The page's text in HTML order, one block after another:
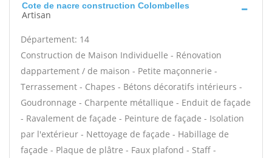
Cote de nacre construction Colombelles
Artisan
Département: 14
Construction de Maison Individuelle - Rénovation
dappartement / de maison - Petite maçonnerie -
Terrassement - Chapes - Bétons décoratifs intérieurs -
Goudronnage - Charpente métallique - Enduit de façade
- Ravalement de façade - Peinture de façade - Isolation
par l'extérieur - Nettoyage de façade - Habillage de
façade - Plaque de plâtre - Faux plafond - Staff -